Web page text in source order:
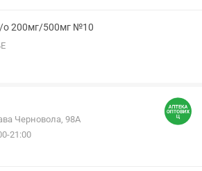
200мг/500мг №10
Черновола, 98А
21:00